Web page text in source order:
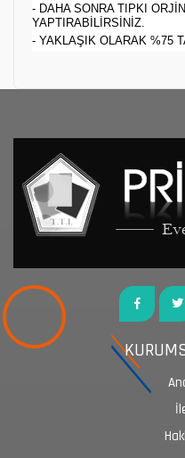
- DAHA SONRA TIPKI
YAPTIRABİLİRSİNİZ.
- YAKLAŞIK OLARAK %75